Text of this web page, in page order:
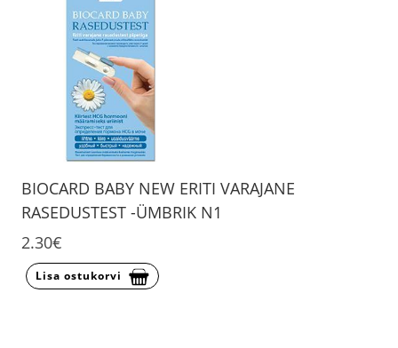
BIOCARD BABY NEW ERITI VARAJANE
RASEDUSTEST -ÜMBRIK N1
2.30€
Lisa ostukorvi